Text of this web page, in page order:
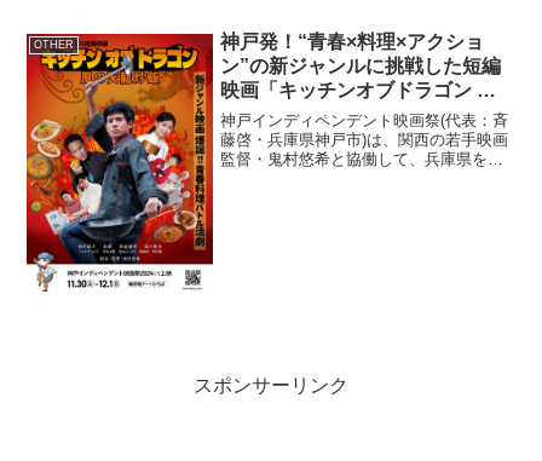
キスイハイムグループは、社会課題解決
への貢献を拡大...
OTHER
神戸発！“青春×料理×アクショ
ン”の新ジャンルに挑戦した短編
映画「キッチンオブドラゴン 風
の天龍炒飯」(鬼村悠希監督)、神
戸インディペンデント映画祭
2024でお披露目上映決定
神戸インディペンデント映画祭(代表：斉
藤啓・兵庫県神戸市)は、関西の若手映画
監督・鬼村悠希と協働して、兵庫県を舞
スポンサーリンク